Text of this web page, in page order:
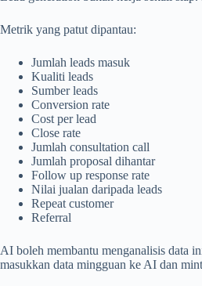
Metrik yang patut dipantau:
Jumlah leads masuk
Kualiti leads
Sumber leads
Conversion rate
Cost per lead
Close rate
Jumlah consultation call
Jumlah proposal dihantar
Follow up response rate
Nilai jualan daripada leads
Repeat customer
Referral
AI boleh membantu menganalisis data
masukkan data mingguan ke AI dan